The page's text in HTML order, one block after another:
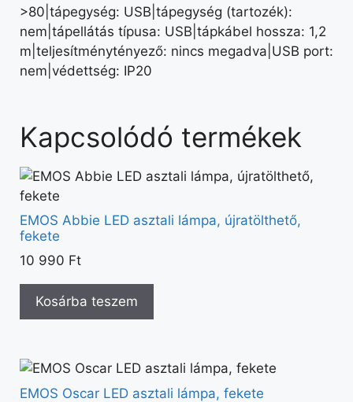
>80|tápegység: USB|tápegység (tartozék):
nem|tápellátás típusa: USB|tápkábel hossza: 1,2
m|teljesítménytényező: nincs megadva|USB port:
nem|védettség: IP20
Kapcsolódó termékek
EMOS Abbie LED asztali lámpa, újratölthető,
fekete
10 990 Ft
Kosárba teszem
EMOS Oscar LED asztali lámpa, fekete